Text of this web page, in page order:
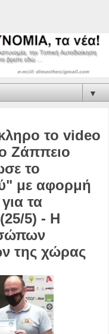
▼
το video
Ζάππειο
το
με αφορμή
τα
5) - Η
της χώρας